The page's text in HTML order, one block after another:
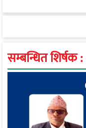
सम्बन्धित शिर्षक :